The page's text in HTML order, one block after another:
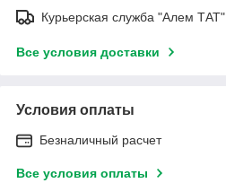
Курьерская служба "Алем ТАТ"
Все условия доставки
Условия оплаты
Безналичный расчет
Все условия оплаты